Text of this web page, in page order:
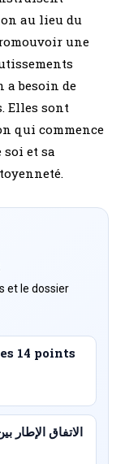
au lieu du
une
a besoin de
Elles sont
qui commence
soi et sa
et le dossier
14 points